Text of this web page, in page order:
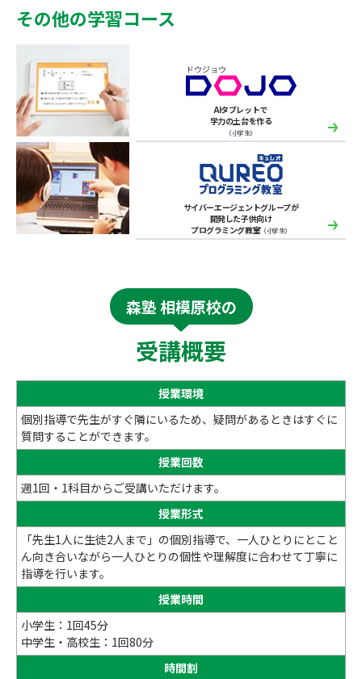
その他の学習コース
AIタブレットで
学力の土台を作る
（小学生）
サイバーエージェントグループが
開発した子供向け
プログラミング教室（小学生）
森塾 相模原校の
受講概要
授業環境
個別指導で先生がすぐ隣にいるため、疑問があるときはすぐに
質問することができます。
授業回数
週1回・1科目からご受講いただけます。
授業形式
「先生1人に生徒2人まで」の個別指導で、一人ひとりにとこと
ん向き合いながら一人ひとりの個性や理解度に合わせて丁寧に
指導を行います。
授業時間
小学生：1回45分
中学生・高校生：1回80分
時間割